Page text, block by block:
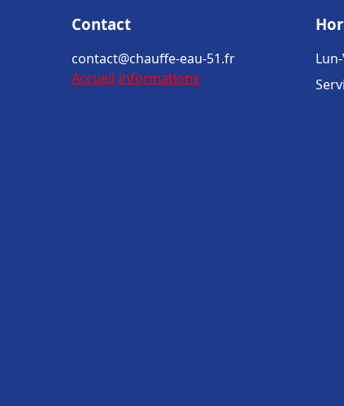
Contact
contact@chauffe-eau-51.fr
Accueil Informations